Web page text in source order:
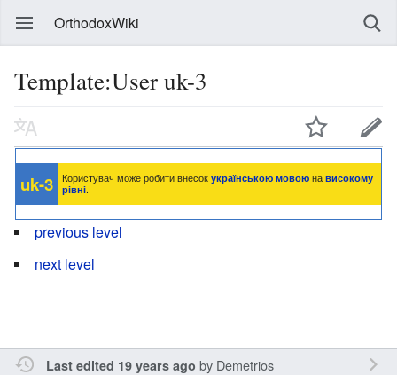
OrthodoxWiki
Template:User uk-3
uk-3 Користувач може робити внесокукраїнською мовою нависокому
рівні
previous level
next level
Last edited 19 years ago by Demetrios